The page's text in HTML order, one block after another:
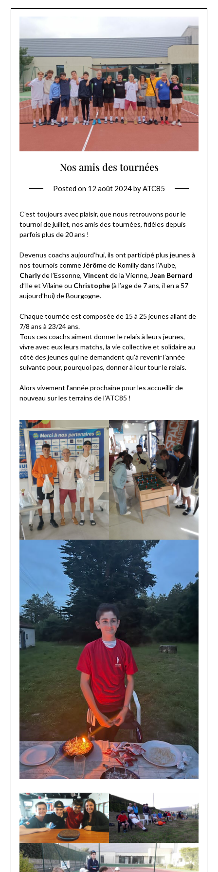
Nos amis des tournées
Posted on 12 août 2024byATC85
C’est toujours avec plaisir, que nous retrouvons pour le
tournoi de juillet, nos amis des tournées, fidèles depuis
parfois plus de 20 ans !
Devenus coachs aujourd’hui, ils ont participé plus jeunes à
nos tournois commeJérômede Romilly dans l’Aube,
Charlyde l’Essonne, Vincent de la Vienne, Jean Bernard
d’Ile et Vilaine ou Christophe(à l’age de 7 ans, il en a 57
aujourd’hui) de Bourgogne.
Chaque tournée est composée de 15 à 25 jeunes allant de
7/8 ans à 23/24 ans.
Tous ces coachs aiment donner le relais à leurs jeunes,
vivre avec eux leurs matchs, la vie collective et solidaire au
côté des jeunes qui ne demandent qu’à revenir l’année
suivante pour, pourquoi pas, donner à leur tour le relais.
Alors vivement l’année prochaine pour les accueillir de
nouveau sur les terrains de l’ATC85 !